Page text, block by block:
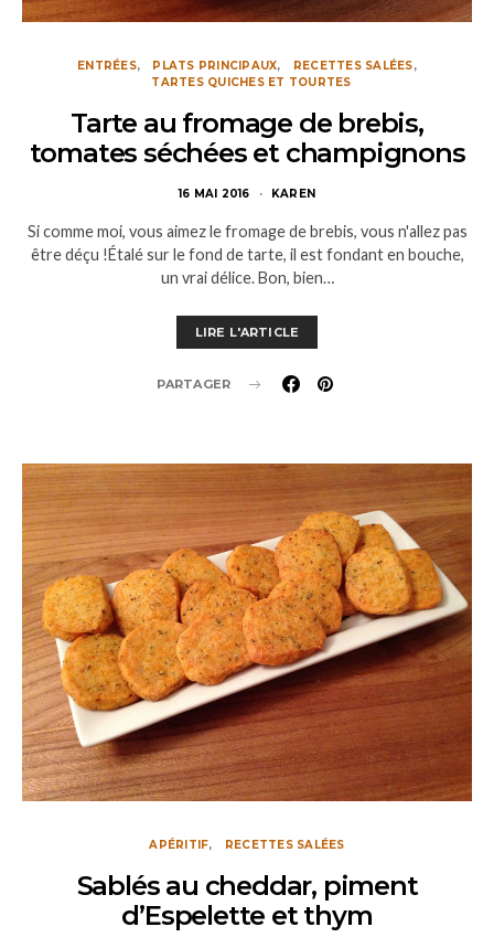
ENTRÉES PLATS PRINCIPAUX
RECETTES SALÉES
TARTES QUICHES ET TOURTES
Tarte au fromage de brebis,
tomates séchées et champignons
16 MAI 2016 KAREN
Si comme moi, vous aimez le fromage de brebis, vous n'allez pas
être déçu !Étalé sur le fond de tarte, il est fondant en bouche,
un vrai délice. Bon, bien…
LIRE L'ARTICLE
PARTAGER
APÉRITIF RECETTES SALÉES
Sablés au cheddar, piment
d’Espelette et thym